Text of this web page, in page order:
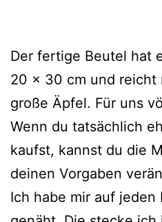
Der fertige Beutel hat
20 x 30 cm und reicht
große Äpfel. Für uns
Wenn du tatsächlich
kaufst, kannst du die
deinen Vorgaben
Ich habe mir auf